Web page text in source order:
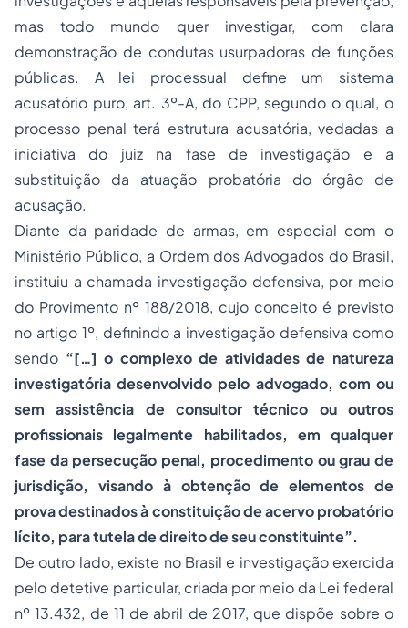
mas todo mundo quer investigar, com clara
demonstração de condutas usurpadoras de funções
públicas. A lei processual define um sistema
acusatório puro, art. 3º-A, do CPP, segundo o qual, o
processo penal terá estrutura acusatória, vedadas a
iniciativa do juiz na fase de investigação e a
substituição da atuação probatória do órgão de
acusação.
Diante da paridade de armas, em especial com o
Ministério Público, a Ordem dos Advogados do Brasil,
instituiu a chamada investigação defensiva, por meio
do Provimento nº 188/2018, cujo conceito é previsto
no artigo 1º, definindo a investigação defensiva como
sendo “[…] o complexo de atividades de natureza
investigatória desenvolvido pelo advogado, com ou
sem assistência de consultor técnico ou outros
profissionais legalmente habilitados, em qualquer
fase da persecução penal, procedimento ou grau de
jurisdição, visando à obtenção de elementos de
prova destinados à constituição de acervo probatório
lícito, para tutela de direito de seu constituinte”.
De outro lado, existe no Brasil e investigação exercida
pelo detetive particular, criada por meio da Lei federal
nº 13.432, de 11 de abril de 2017, que dispõe sobre o